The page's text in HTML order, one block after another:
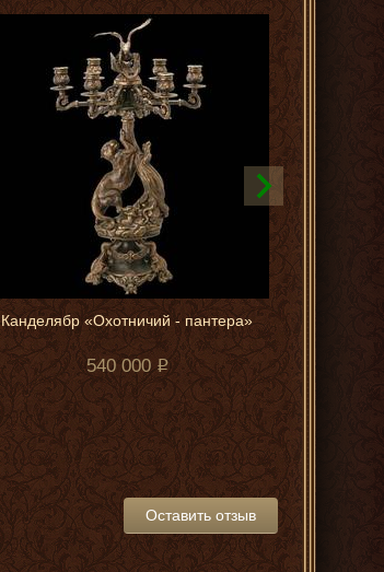
Канделябр «Охотничий - пантера»
540 000
Оставить отзыв